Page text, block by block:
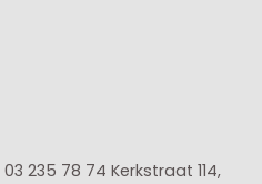
03 235 78 74 Kerkstraat 114,